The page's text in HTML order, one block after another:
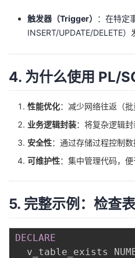
触发器（Trigger）
：在特定
INSERT/UPDATE/DELETE）
4. 为什么使用 PL/
性能优化：减少网络往返（
业务逻辑封装：将复杂逻辑封
安全性：通过存储过程控制数
可维护性：集中管理代码，便
5. 完整示例：检查
DECLARE
v_table_exists